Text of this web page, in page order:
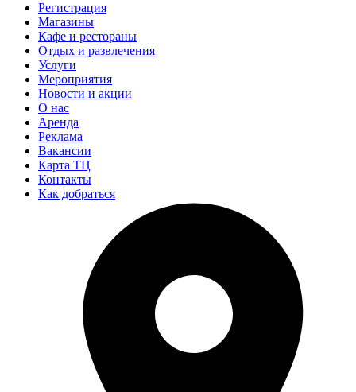
Регистрация
Магазины
Кафе и рестораны
Отдых и развлечения
Услуги
Мероприятия
Новости и акции
О нас
Аренда
Реклама
Вакансии
Карта ТЦ
Контакты
Как добраться